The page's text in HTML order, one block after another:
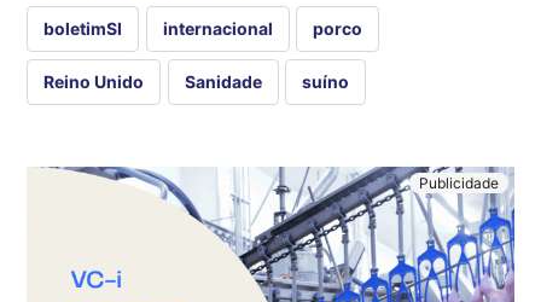
boletimSI internacional porco
Reino Unido Sanidade suíno